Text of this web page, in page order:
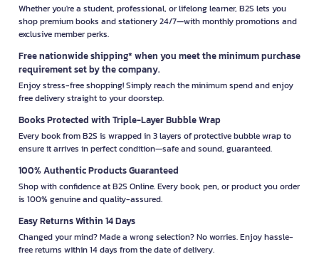
Whether you're a student, professional, or lifelong learner, B2S lets you
shop premium books and stationery 24/7—with monthly promotions and
exclusive member perks.
Free nationwide shipping* when you meet the minimum purchase
requirement set by the company.
Enjoy stress-free shopping! Simply reach the minimum spend and enjoy
free delivery straight to your doorstep.
Books Protected with Triple-Layer Bubble Wrap
Every book from B2S is wrapped in 3 layers of protective bubble wrap to
ensure it arrives in perfect condition—safe and sound, guaranteed.
100% Authentic Products Guaranteed
Shop with confidence at B2S Online. Every book, pen, or product you order
is 100% genuine and quality-assured.
Easy Returns Within 14 Days
Changed your mind? Made a wrong selection? No worries. Enjoy hassle-
free returns within 14 days from the date of delivery.